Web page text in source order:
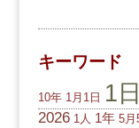
キーワード
10年 1月1日 1日
2026 1人 1年 5月